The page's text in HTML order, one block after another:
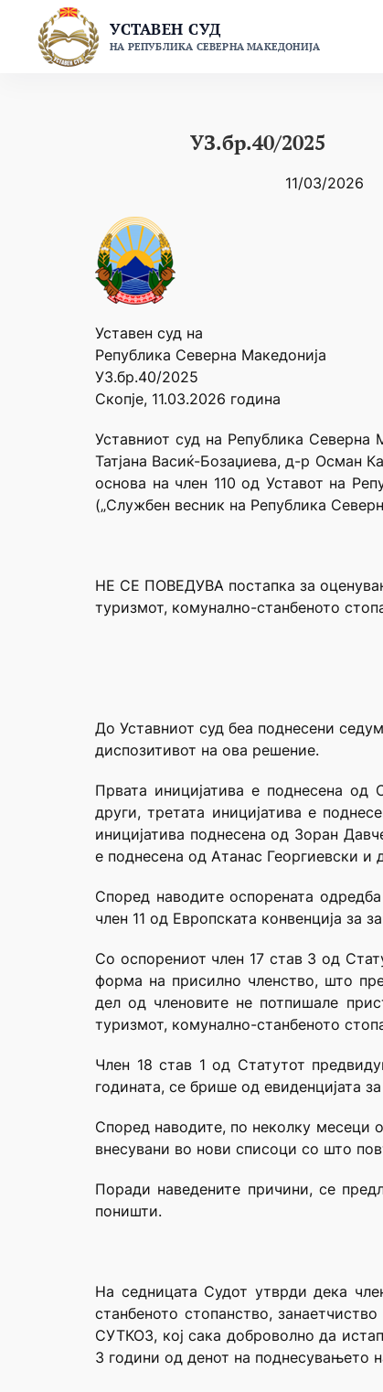
content
УСТАВЕН СУД
НА РЕПУБЛИКА СЕВЕРНА МАКЕДОНИЈА
УЗ.бр.40/2025
11/03/2026
Уставен суд на
Република Северна Македонија
УЗ.бр.40/2025
Скопје, 11.03.2026 година
Уставниот суд на Република
Татјана Васиќ-Бозаџиева, д-р Осман
основа на член 110 од Уставот на
(„Службен весник на Република
НЕ СЕ ПОВЕДУВА постапка за
туризмот, комунално-станбеното
До Уставниот суд беа поднесени
диспозитивот на ова решение.
Првата иницијатива е поднесена
други, третата иницијатива е
иницијатива поднесена од Зоран
е поднесена од Атанас Георгиевски и
Според наводите оспорената
член 11 од Европската конвенција за
Со оспорениот член 17 став 3 од
форма на присилно членство, што
дел од членовите не потпишале
туризмот, комунално-станбеното
Член 18 став 1 од Статутот
годината, се брише од евиденцијата
Според наводите, по неколку месеци
внесувани во нови списоци со што
Поради наведените причини, се
поништи.
На седницата Судот утврди дека
станбеното стопанство,
СУТКОЗ, кој сака доброволно да
3 години од денот на